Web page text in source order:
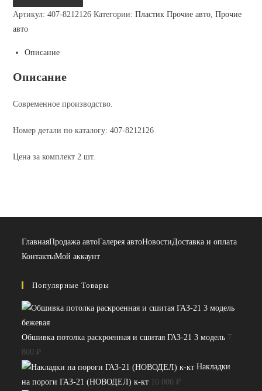
в
эмблемы
крыльях
Артикул:407-8212126 Категории:Пластик Прочие авто ,Прочие
авто
Описание
Описание
Современное производство.
Номер детали по каталогу: 407-8212126
Цена за комплект 2 шт.
ГлавнаяПродажа автоГалерея автоНовостиДоставка и оплата
КонтактыМой аккаунт
Популярные Товары
Обшивка потолка раскроенная и сшитая ГАЗ-21 3 модель 7
800₽
Накладки
на пороги ГАЗ-21 (НОВОДЕЛ) к-кт
10 000₽